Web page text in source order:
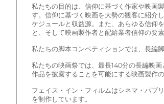
私たちの目的は、信仰に基づく作家や映画
す。信仰に基づく映画を大勢の観客に紹介
ケジュールと収益源。また、あらゆる信仰
と、そして映画製作者と配給業者信仰の要
私たちの脚本コンペティションでは、長編
私たちの映画祭では、最長140分の長編映
作品を披露することを可能にする映画製作
フェイス・イン・フィルムはシネマ・パブ
を制作しています。